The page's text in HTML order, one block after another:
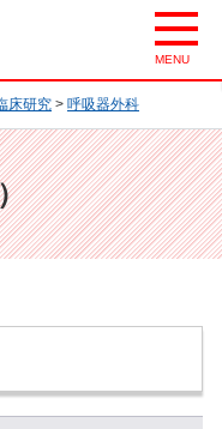
床研究 > 呼吸器外科